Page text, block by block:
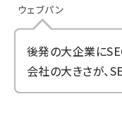
ウェブパン
後発の大企業に
会社の大きさが、